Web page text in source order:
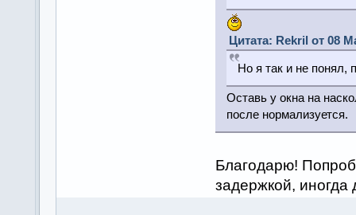
Цитата: Rekril от 08
Но я так и не понял,
Оставь у окна на
после нормализуется.
Благодарю!
задержкой, иногда